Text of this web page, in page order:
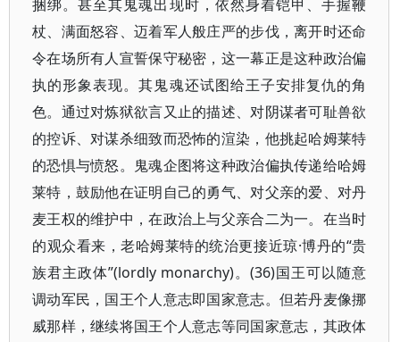
捆绑。甚至其鬼魂出现时，依然身着铠甲、手握鞭
杖、满面怒容、迈着军人般庄严的步伐，离开时还命
令在场所有人宣誓保守秘密，这一幕正是这种政治偏
执的形象表现。其鬼魂还试图给王子安排复仇的角
色。通过对炼狱欲言又止的描述、对阴谋者可耻兽欲
的控诉、对谋杀细致而恐怖的渲染，他挑起哈姆莱特
的恐惧与愤怒。鬼魂企图将这种政治偏执传递给哈姆
莱特，鼓励他在证明自己的勇气、对父亲的爱、对丹
麦王权的维护中，在政治上与父亲合二为一。在当时
的观众看来，老哈姆莱特的统治更接近琼·博丹的“贵
族君主政体”(lordly monarchy)。(36)国王可以随意
调动军民，国王个人意志即国家意志。但若丹麦像挪
威那样，继续将国王个人意志等同国家意志，其政体